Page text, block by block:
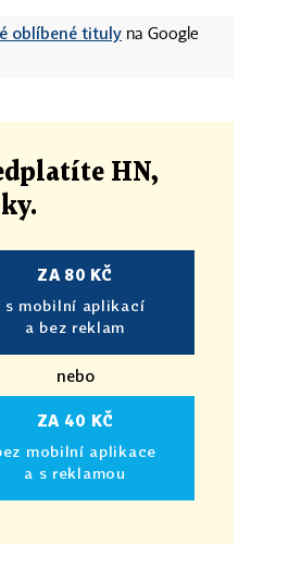
oblíbené tituly na Google
HN,
.
ZA 80 KČ
s mobilní aplikací
a bez reklam
nebo
ZA 40 KČ
mobilní aplikace
a s reklamou